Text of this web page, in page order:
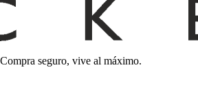
seguro, vive al máximo.